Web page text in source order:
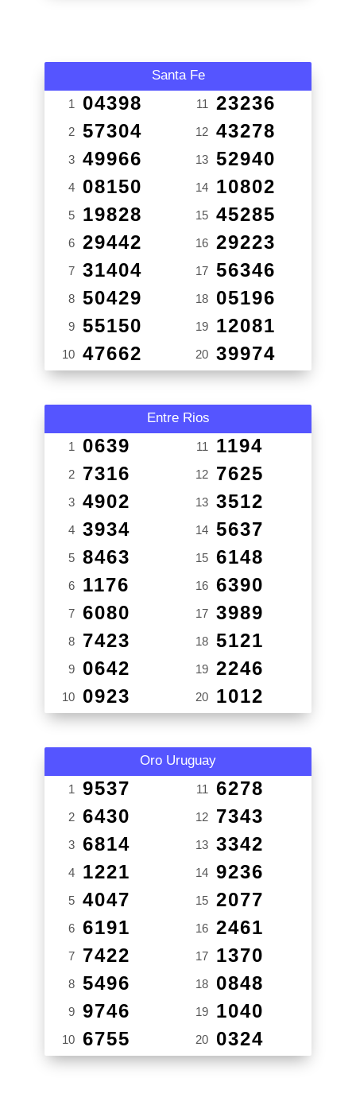
Santa Fe
1 04398
2 57304
3 49966
4 08150
5 19828
6 29442
7 31404
8 50429
9 55150
10 47662
11 23236
12 43278
13 52940
14 10802
15 45285
16 29223
17 56346
18 05196
19 12081
20 39974
Entre Rios
1 0639
2 7316
3 4902
4 3934
5 8463
6 1176
7 6080
8 7423
9 0642
10 0923
11 1194
12 7625
13 3512
14 5637
15 6148
16 6390
17 3989
18 5121
19 2246
20 1012
Oro Uruguay
1 9537
2 6430
3 6814
4 1221
5 4047
6 6191
7 7422
8 5496
9 9746
10 6755
11 6278
12 7343
13 3342
14 9236
15 2077
16 2461
17 1370
18 0848
19 1040
20 0324